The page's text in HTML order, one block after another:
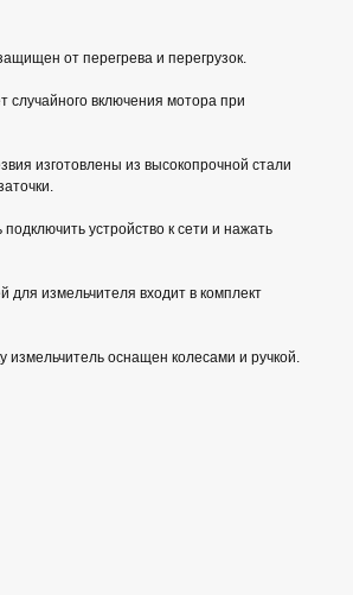
от перегрева и перегрузок.
случайного включения мотора при
изготовлены из высокопрочной стали
устройство к сети и нажать
измельчителя входит в комплект
оснащен колесами и ручкой.